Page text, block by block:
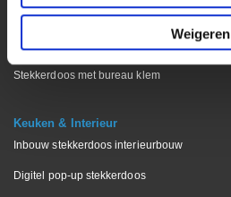
Weigeren
Stekkerdoos voor op bureau
Stekkerdoos met bureau klem
Keuken & Interieur
Inbouw stekkerdoos interieurbouw
Digitel pop-up stekkerdoos